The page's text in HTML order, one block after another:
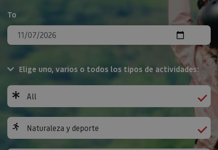
To
Elige uno, varios o todos los tipos de actividades:
All
Naturaleza y deporte